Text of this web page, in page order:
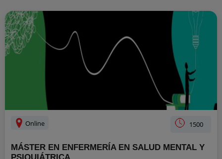
Online 1500
MÁSTER EN ENFERMERÍA EN SALUD MENTAL Y